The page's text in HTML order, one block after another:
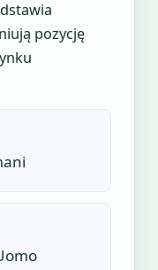
pozycję